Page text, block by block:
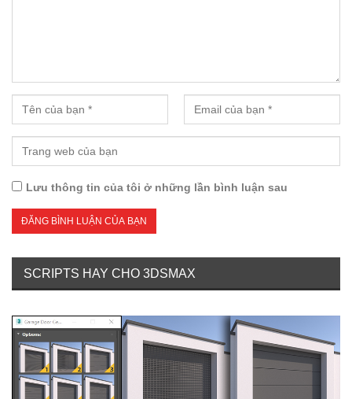
Lưu thông tin của tôi ở những lần bình luận sau
SCRIPTS HAY CHO 3DSMAX